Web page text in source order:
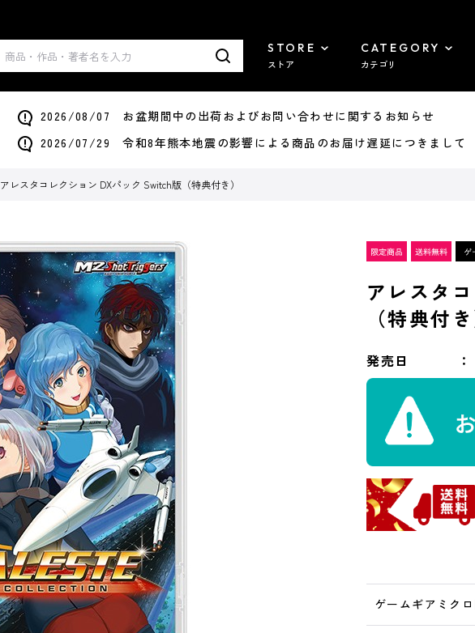
STORE
ストア
CATEGORY
カテゴリ
2026/08/07 お盆期間中の出荷およびお問い合わせに関するお知らせ
2026/07/29 令和8年熊本地震の影響による商品のお届け遅延につきまして
アレスタコレクション DXパック Switch版（特典付き）
アレスタ
（特典付き
発売日
ゲームギアミク